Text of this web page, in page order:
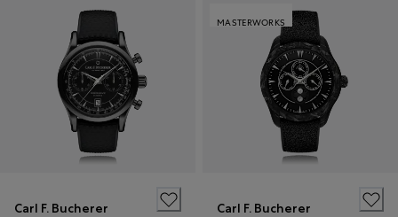
Carl F. Bucherer
MASTERWORKS
Carl F. Bucherer